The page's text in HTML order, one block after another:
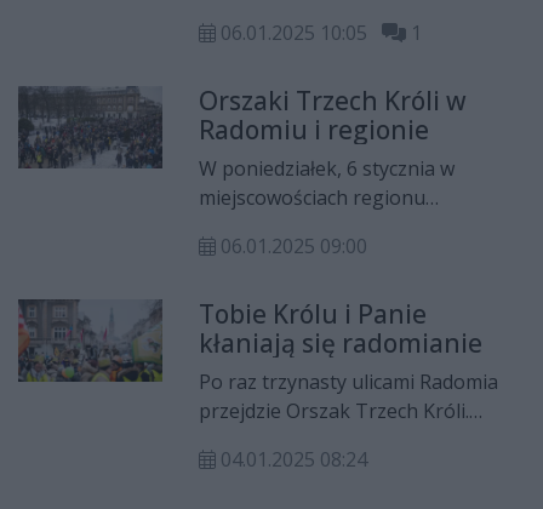
kłaniają się radomianie". W związku
ruchu.
06.01.2025 10:05 1
Orszaki Trzech Króli w
Radomiu i regionie
W poniedziałek, 6 stycznia w
miejscowościach regionu
Trzech Króli. Gdzie będzie można w
06.01.2025 09:00
Tobie Królu i Panie
kłaniają się radomianie
Po raz trzynasty ulicami Radomia
przejdzie Orszak Trzech Króli.
towarzyszyło hasło "Tobie Królu i
04.01.2025 08:24